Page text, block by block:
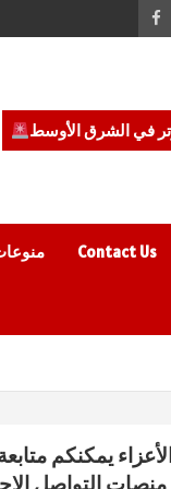
في الشرق الأوسط
Contact Us
منصات التواصل